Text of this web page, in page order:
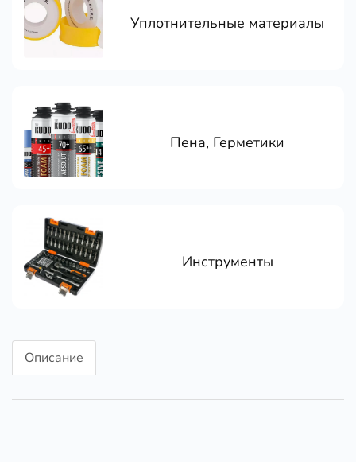
Уплотнительные материалы
Пена, Герметики
Инструменты
Описание